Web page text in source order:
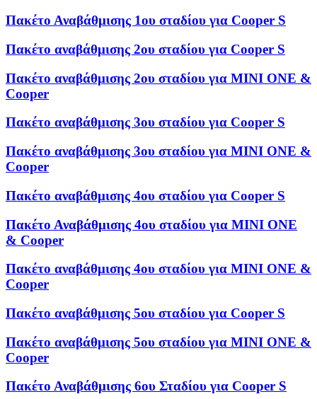
Πακέτο Αναβάθμισης 1ου σταδίου για Cooper S
Πακέτο αναβάθμισης 2ου σταδίου για Cooper S
Πακέτο αναβάθμισης 2ου σταδίου για MINI ONE &
Cooper
Πακέτο αναβάθμισης 3ου σταδίου για Cooper S
Πακέτο αναβάθμισης 3ου σταδίου για MINI ONE &
Cooper
Πακέτο αναβάθμισης 4ου σταδίου για Cooper S
Πακέτο Αναβάθμισης 4ου σταδίου για MINI ONE
& Cooper
Πακέτο αναβάθμισης 4ου σταδίου για MINI ONE &
Cooper
Πακέτο αναβάθμισης 5ου σταδίου για Cooper S
Πακέτο αναβάθμισης 5ου σταδίου για MINI ONE &
Cooper
Πακέτο Αναβάθμισης 6ου Σταδίου για Cooper S